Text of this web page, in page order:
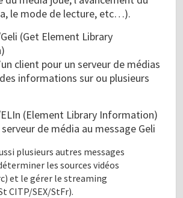
le mode de lecture, etc…).
(Get Element Library
client pour un serveur de médias
informations sur ou plusieurs
ELIn (Element Library Information)
de média au message Geli
plusieurs autres messages
les sources vidéos
et le gérer le streaming
CITP/SEX/StFr).